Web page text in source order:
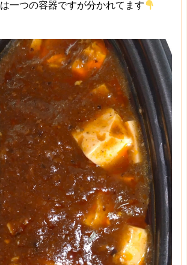
は一つの容器ですが分かれてます